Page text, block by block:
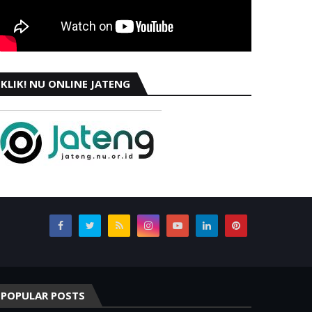
KLIK! NU ONLINE JATENG
POPULAR POSTS